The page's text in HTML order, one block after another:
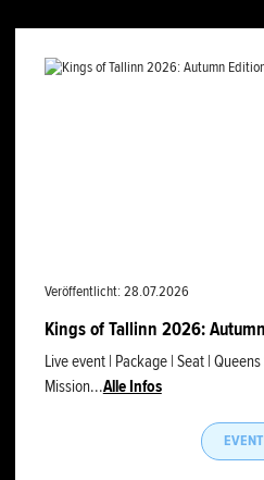
Veröffentlicht: 28.07.2026
Kings of Tallinn 2026:
Live event | Package | Seat |
Mission...Alle Infos
EVENT